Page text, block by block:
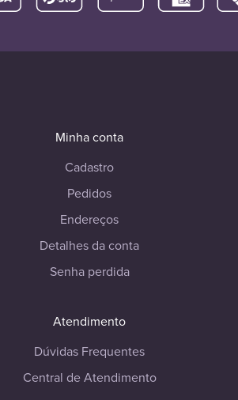
Minha conta
Cadastro
Pedidos
Endereços
Detalhes da conta
Senha perdida
Atendimento
Dúvidas Frequentes
Central de Atendimento